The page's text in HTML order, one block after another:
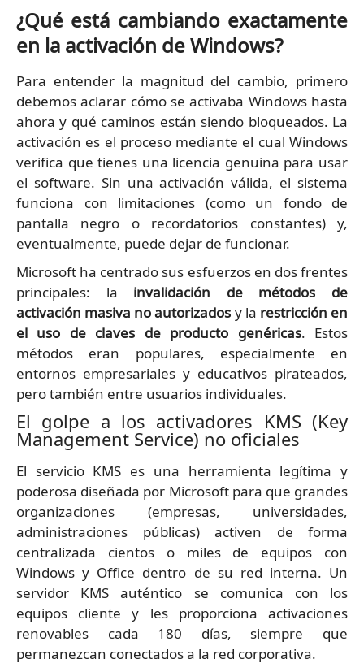
¿Qué está cambiando exactamente
en la activación de Windows?
Para entender la magnitud del cambio, primero
debemos aclarar cómo se activaba Windows hasta
ahora y qué caminos están siendo bloqueados. La
activación es el proceso mediante el cual Windows
verifica que tienes una licencia genuina para usar
el software. Sin una activación válida, el sistema
funciona con limitaciones (como un fondo de
pantalla negro o recordatorios constantes) y,
eventualmente, puede dejar de funcionar.
Microsoft ha centrado sus esfuerzos en dos frentes
principales: la invalidación de métodos de
activación masiva no autorizados y la restricción en
el uso de claves de producto genéricas. Estos
métodos eran populares, especialmente en
entornos empresariales y educativos pirateados,
pero también entre usuarios individuales.
El golpe a los activadores KMS (Key
Management Service) no oficiales
El servicio KMS es una herramienta legítima y
poderosa diseñada por Microsoft para que grandes
organizaciones (empresas, universidades,
administraciones públicas) activen de forma
centralizada cientos o miles de equipos con
Windows y Office dentro de su red interna. Un
servidor KMS auténtico se comunica con los
equipos cliente y les proporciona activaciones
renovables cada 180 días, siempre que
permanezcan conectados a la red corporativa.